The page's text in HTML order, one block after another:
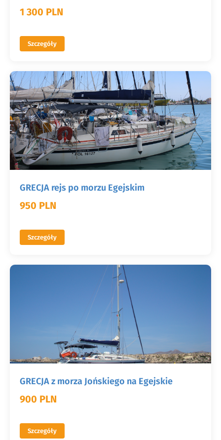
1 300 PLN
Szczegóły
GRECJA rejs po morzu Egejskim
950 PLN
Szczegóły
GRECJA z morza Jońskiego na Egejskie
900 PLN
Szczegóły